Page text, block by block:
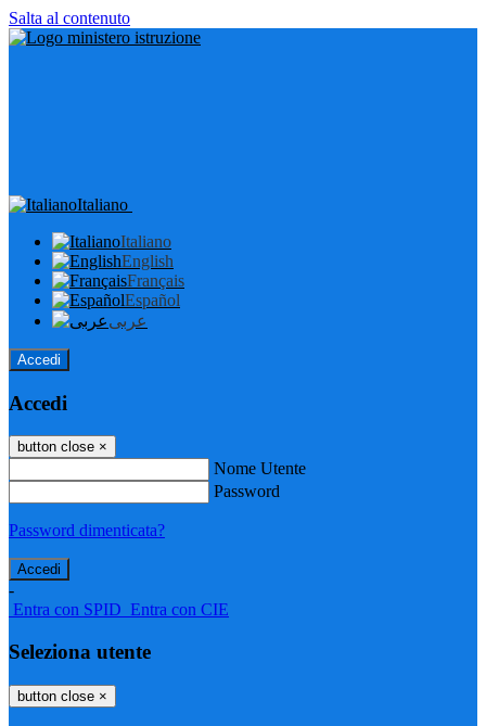
Salta al contenuto
Italiano
Italiano
English
Français
Español
عربى
Accedi
Accedi
button close ×
Nome Utente
Password
Password dimenticata?
-
Entra con SPID Entra con CIE
Seleziona utente
button close ×